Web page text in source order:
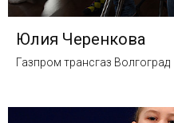
Юлия Черенкова
Газпром трансгаз Волгоград